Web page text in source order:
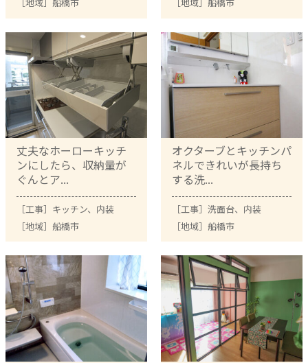
丈夫なホーローキッチ
ンにしたら、収納量が
ぐんとア...
［工事］ キッチン、 内装
［地域］ 船橋市
オクターブとキッチンパ
ネルできれいが長持ち
する洗...
［工事］ 洗面台、 内装
［地域］ 船橋市